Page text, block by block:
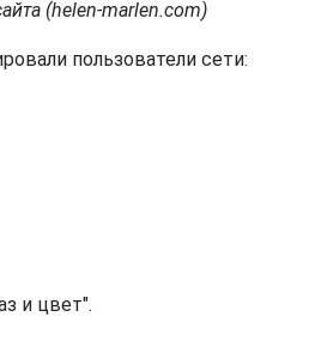
(helen-marlen.com)
пользователи сети:
и цвет".